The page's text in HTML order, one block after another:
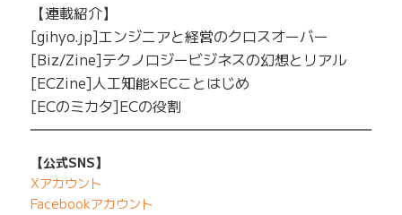
【連載紹介】
[gihyo.jp]エンジニアと経営のクロスオーバー
[Biz/Zine]テクノロジービジネスの幻想とリアル
[ECZine]人工知能×ECことはじめ
[ECのミカタ]ECの役割
【公式SNS】
Xアカウント
Facebookアカウント